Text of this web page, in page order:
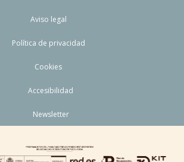
Aviso legal
Política de privacidad
Cookies
Accesibilidad
Newsletter